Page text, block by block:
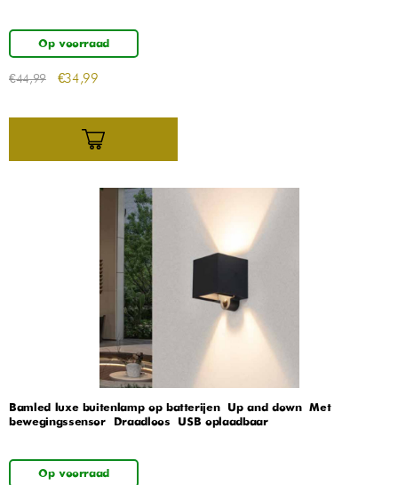
Op voorraad
€44,99 €34,99
Bamled luxe buitenlamp op batterijen – Up and down – Met
bewegingssensor – Draadloos – USB oplaadbaar
Op voorraad